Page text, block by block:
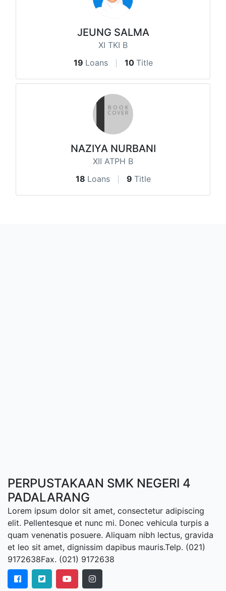
JEUNG SALMA
XI TKI B
19 Loans 10 Title
NAZIYA NURBANI
XII ATPH B
18 Loans 9 Title
PERPUSTAKAAN SMK NEGERI 4
PADALARANG
Lorem ipsum dolor sit amet, consectetur adipiscing
elit. Pellentesque et nunc mi. Donec vehicula turpis a
quam venenatis posuere. Aliquam nibh lectus, gravida
et leo sit amet, dignissim dapibus mauris.Telp. (021)
9172638Fax. (021) 9172638